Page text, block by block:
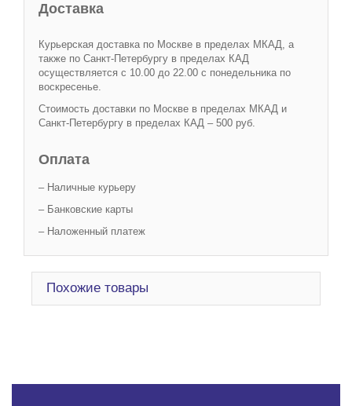
Доставка
Курьерская доставка по Москве в пределах МКАД, а
также по Санкт-Петербургу в пределах КАД
осуществляется с 10.00 до 22.00 с понедельника по
воскресенье.
Стоимость доставки по Москве в пределах МКАД и
Санкт-Петербургу в пределах КАД – 500 руб.
Оплата
– Наличные курьеру
– Банковские карты
– Наложенный платеж
Похожие товары